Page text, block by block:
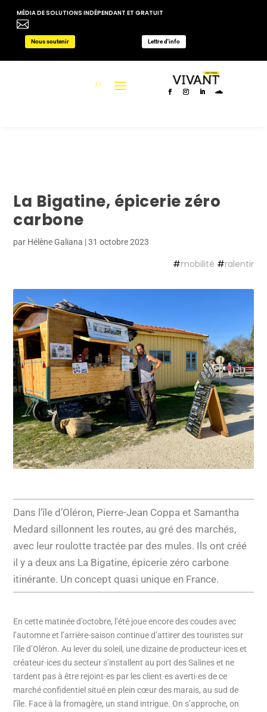
MÉDIA DE SOLUTIONS INDÉPENDANT ET GRATUIT

Nous soutenir Lettre d'info
La Bigatine, épicerie zéro
carbone
par Hélène Galiana |31 octobre 2023
#mobilité #ralentir
Dans l’île d’Oléron, Pierre-Jean Coppa et Samantha
Medard sillonnent les routes, au gré des marchés,
avec leur roulotte tractée par des mules. Ils ont créé
il y a deux ans La Bigatine, épicerie zéro carbone
itinérante. Un concept quasi unique en France.
En cette matinée d’octobre, l’été joue encore des coudes avec
l’automne et l’arrière-saison continue d’attirer des touristes sur
l’île d’Oléron. Au lever du soleil, une dizaine de producteur·ices et
créateur·ices du secteur s’installent au port des Salines et ne
tardent pas à être rejoint·es par les client·es averti·es de ce
marché confidentiel situé en plein cœur des marais, au sud de
l’île. Face à la fromagère, un stand intrigue. On s’approche, on